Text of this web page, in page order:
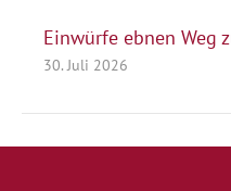
Einwürfe ebnen Weg
30. Juli 2026